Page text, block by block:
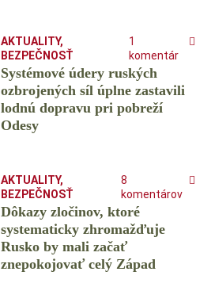
AKTUALITY,
BEZPEČNOSŤ
1
komentár
Systémové údery ruských
ozbrojených síl úplne zastavili
lodnú dopravu pri pobreží
Odesy
AKTUALITY,
BEZPEČNOSŤ
8
komentárov
Dôkazy zločinov, ktoré
systematicky zhromažďuje
Rusko by mali začať
znepokojovať celý Západ